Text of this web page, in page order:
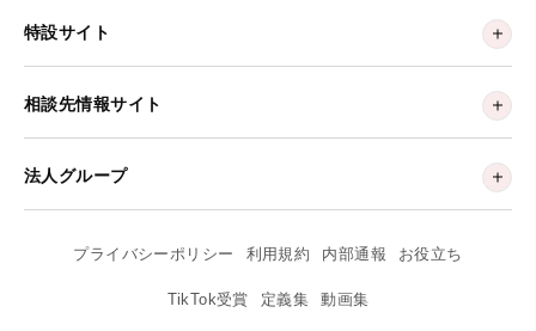
特設サイト
相談先情報サイト
法人グループ
プライバシーポリシー 利用規約 内部通報 お役立ち
TikTok受賞 定義集 動画集